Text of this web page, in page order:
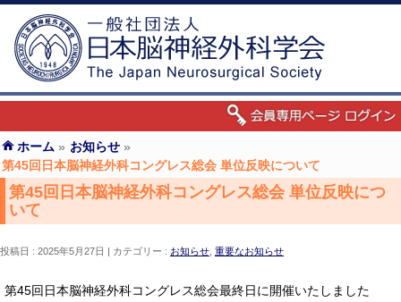
ホーム » お知らせ »
第45回日本脳神経外科コングレス総会 単位反映について
第45回日本脳神経外科コングレス総会 単位反映につ
いて
投稿日 : 2025年5月27日 カテゴリー : お知らせ 重要なお知らせ
第45回日本脳神経外科コングレス総会最終日に開催いたしました